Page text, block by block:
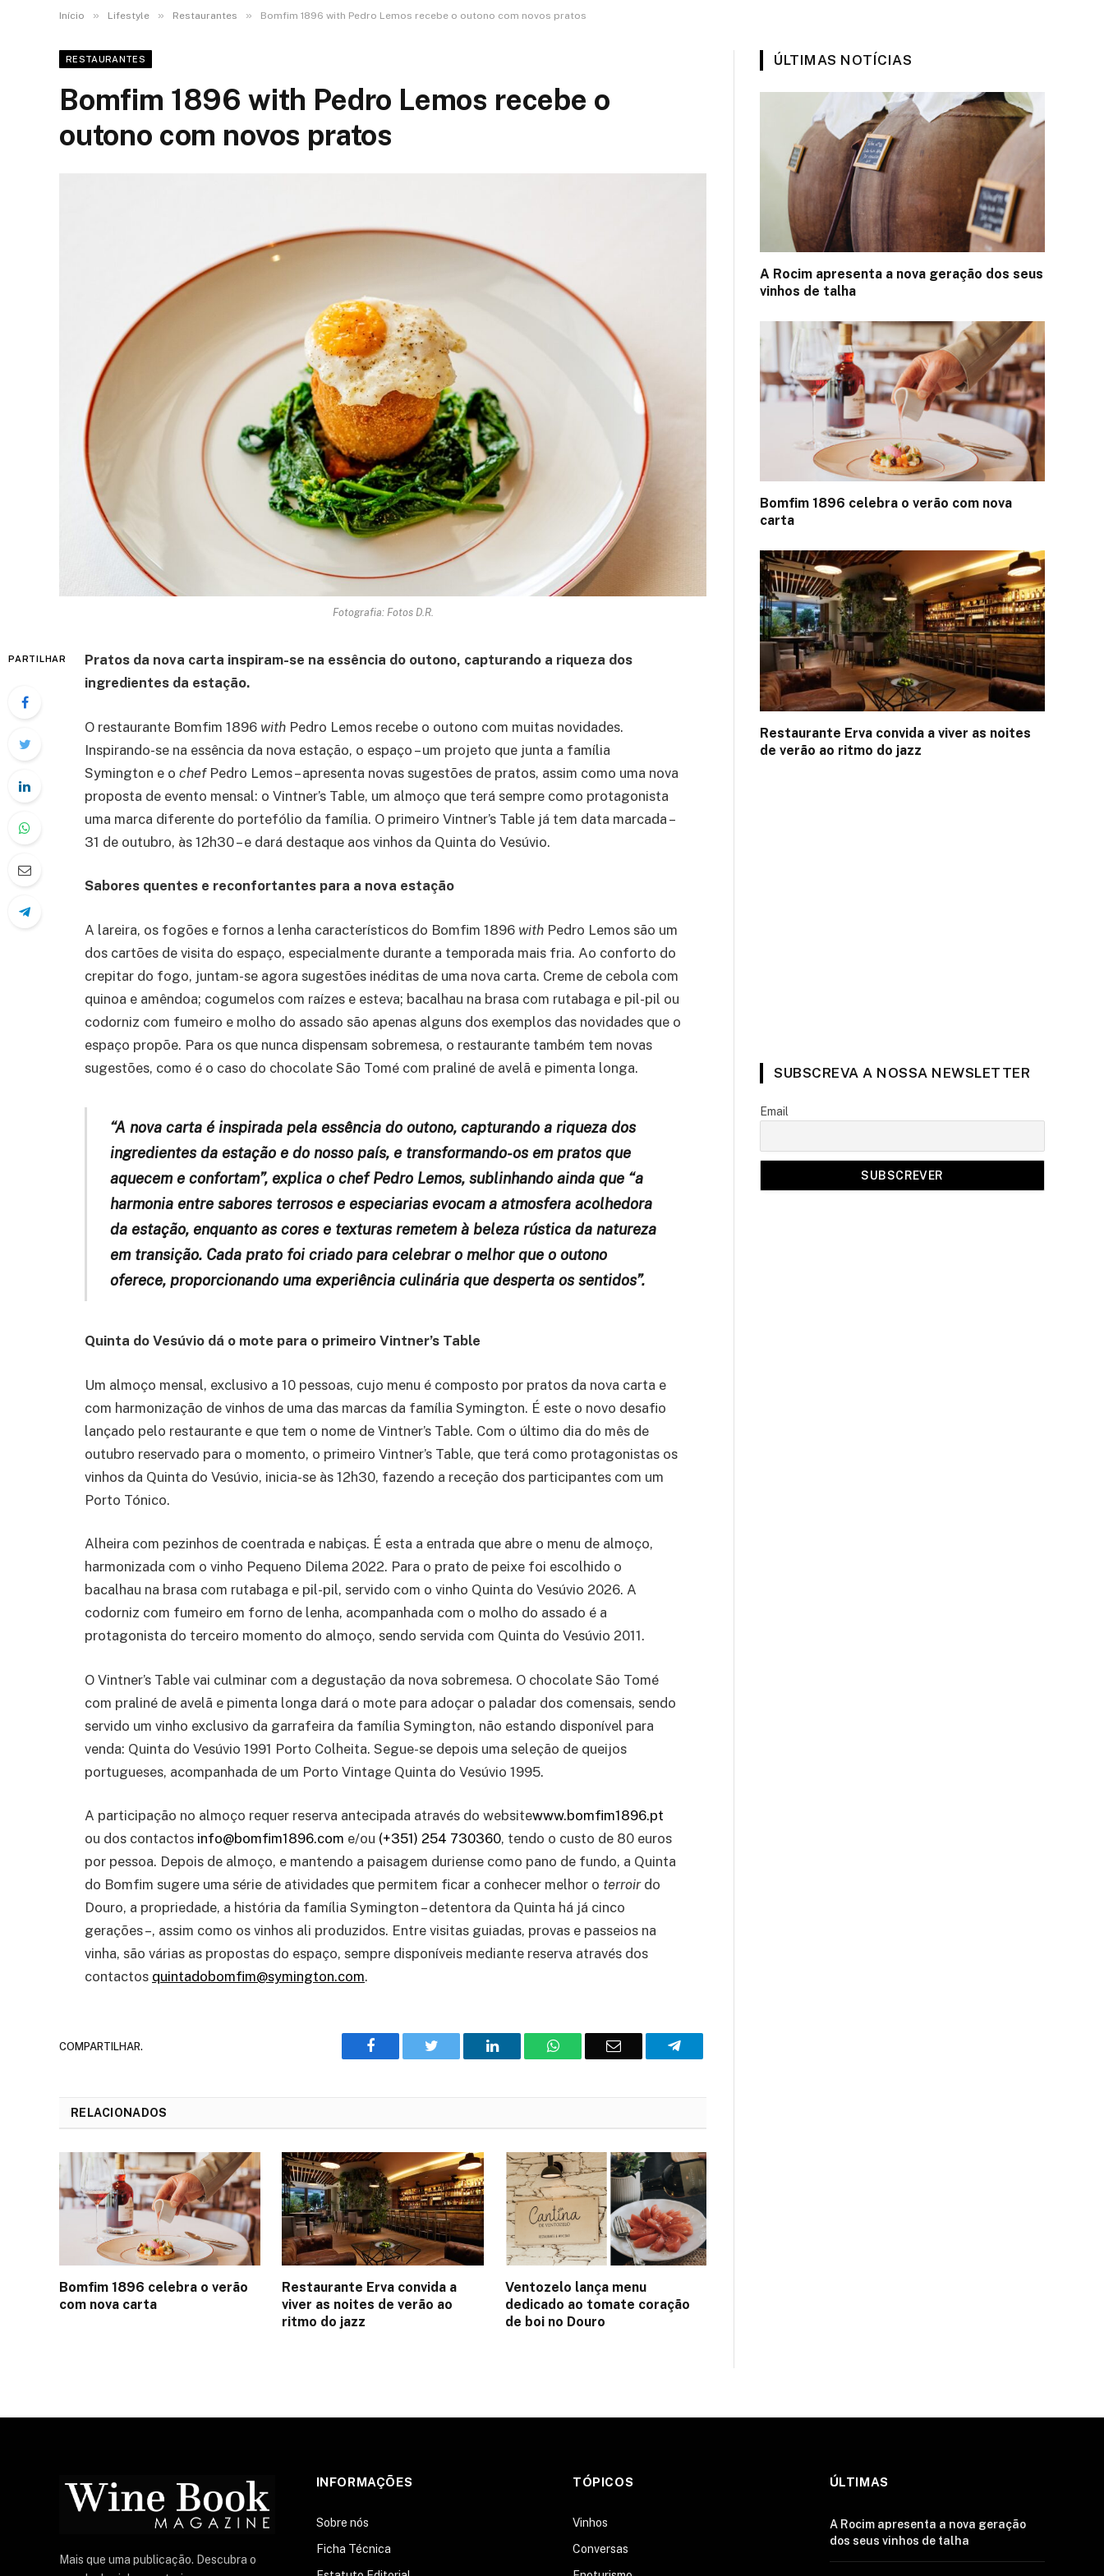
Início » Lifestyle » Restaurantes » Bomfim 1896 with Pedro Lemos recebe o outono com novos pratos
RESTAURANTES
Bomfim 1896 with Pedro Lemos recebe o
outono com novos pratos
Fotografia: Fotos D.R.
PARTILHAR
Pratos da nova carta inspiram-se na essência do outono, capturando a riqueza dos
ingredientes da estação.
O restaurante Bomfim 1896 with Pedro Lemos recebe o outono com muitas novidades.
Inspirando-se na essência da nova estação, o espaço – um projeto que junta a família
Symington e o chef Pedro Lemos – apresenta novas sugestões de pratos, assim como uma nova
proposta de evento mensal: o Vintner’s Table, um almoço que terá sempre como protagonista
uma marca diferente do portefólio da família. O primeiro Vintner’s Table já tem data marcada –
31 de outubro, às 12h30 – e dará destaque aos vinhos da Quinta do Vesúvio.
Sabores quentes e reconfortantes para a nova estação
A lareira, os fogões e fornos a lenha característicos do Bomfim 1896 with Pedro Lemos são um
dos cartões de visita do espaço, especialmente durante a temporada mais fria. Ao conforto do
crepitar do fogo, juntam-se agora sugestões inéditas de uma nova carta. Creme de cebola com
quinoa e amêndoa; cogumelos com raízes e esteva; bacalhau na brasa com rutabaga e pil-pil ou
codorniz com fumeiro e molho do assado são apenas alguns dos exemplos das novidades que o
espaço propõe. Para os que nunca dispensam sobremesa, o restaurante também tem novas
sugestões, como é o caso do chocolate São Tomé com praliné de avelã e pimenta longa.
“A nova carta é inspirada pela essência do outono, capturando a riqueza dos
ingredientes da estação e do nosso país, e transformando-os em pratos que
aquecem e confortam”, explica o chef Pedro Lemos, sublinhando ainda que “a
harmonia entre sabores terrosos e especiarias evocam a atmosfera acolhedora
da estação, enquanto as cores e texturas remetem à beleza rústica da natureza
em transição. Cada prato foi criado para celebrar o melhor que o outono
oferece, proporcionando uma experiência culinária que desperta os sentidos”.
Quinta do Vesúvio dá o mote para o primeiro Vintner’s Table
Um almoço mensal, exclusivo a 10 pessoas, cujo menu é composto por pratos da nova carta e
com harmonização de vinhos de uma das marcas da família Symington. É este o novo desafio
lançado pelo restaurante e que tem o nome de Vintner’s Table. Com o último dia do mês de
outubro reservado para o momento, o primeiro Vintner’s Table, que terá como protagonistas os
vinhos da Quinta do Vesúvio, inicia-se às 12h30, fazendo a receção dos participantes com um
Porto Tónico.
Alheira com pezinhos de coentrada e nabiças. É esta a entrada que abre o menu de almoço,
harmonizada com o vinho Pequeno Dilema 2022. Para o prato de peixe foi escolhido o
bacalhau na brasa com rutabaga e pil-pil, servido com o vinho Quinta do Vesúvio 2026. A
codorniz com fumeiro em forno de lenha, acompanhada com o molho do assado é a
protagonista do terceiro momento do almoço, sendo servida com Quinta do Vesúvio 2011.
O Vintner’s Table vai culminar com a degustação da nova sobremesa. O chocolate São Tomé
com praliné de avelã e pimenta longa dará o mote para adoçar o paladar dos comensais, sendo
servido um vinho exclusivo da garrafeira da família Symington, não estando disponível para
venda: Quinta do Vesúvio 1991 Porto Colheita. Segue-se depois uma seleção de queijos
portugueses, acompanhada de um Porto Vintage Quinta do Vesúvio 1995.
A participação no almoço requer reserva antecipada através do websitewww.bomfim1896.pt
ou dos contactos info@bomfim1896.com e/ou (+351) 254 730360, tendo o custo de 80 euros
por pessoa. Depois de almoço, e mantendo a paisagem duriense como pano de fundo, a Quinta
do Bomfim sugere uma série de atividades que permitem ficar a conhecer melhor o terroirdo
Douro, a propriedade, a história da família Symington – detentora da Quinta há já cinco
gerações –, assim como os vinhos ali produzidos. Entre visitas guiadas, provas e passeios na
vinha, são várias as propostas do espaço, sempre disponíveis mediante reserva através dos
contactos quintadobomfim@symington.com.
COMPARTILHAR. Facebook Twitter
O
WhatsAppE-
Telegrama
RELACIONADOS
Bomfim 1896 celebra o verão
com nova carta
Restaurante Erva convida a
viver as noites de verão ao
ritmo do jazz
Ventozelo lança menu
dedicado ao tomate coração
de boi no Douro
ÚLTIMAS NOTÍCIAS
A Rocim apresenta a nova geração dos seus
vinhos de talha
Bomfim 1896 celebra o verão com nova
carta
Restaurante Erva convida a viver as noites
de verão ao ritmo do jazz
SUBSCREVA A NOSSA NEWSLETTER
Email
Mais que uma publicação. Descubra o
INFORMAÇÕES
Sobre nós
Ficha Técnica
TÓPICOS
Vinhos
Conversas
ÚLTIMAS
A Rocim apresenta a nova geração
dos seus vinhos de talha